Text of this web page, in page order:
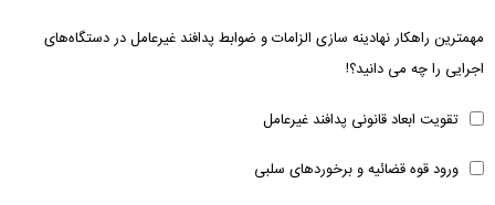
مهمترین راهکار نهادینه سازی الزامات و ضوابط پدافند غیرعامل در دستگاه‌های
اجرایی را چه می دانید؟!
تقویت ابعاد قانونی پدافند غیرعامل
ورود قوه قضائیه و برخوردهای سلبی